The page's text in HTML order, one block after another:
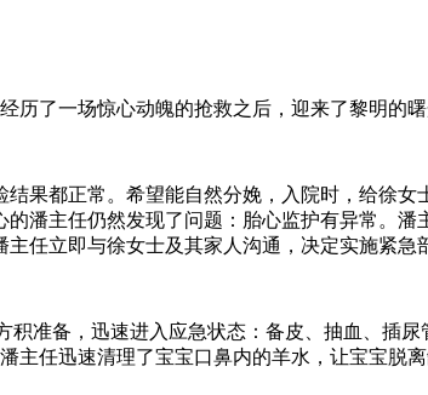
历了一场惊心动魄的抢救之后，迎来了黎明的曙
果都正常。希望能自然分娩，入院时，给徐
潘主任仍然发现了问题：胎心监护有异常。
任立即与徐女士及其家人沟通，决定实施紧急
积准备，迅速进入应急状态：备皮、抽血、
任迅速清理了宝宝口鼻内的羊水，让宝宝脱